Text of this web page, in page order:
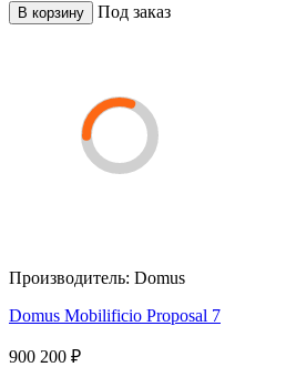
В корзину Под заказ
Производитель: Domus
Domus Mobilificio Proposal 7
900 200 ₽